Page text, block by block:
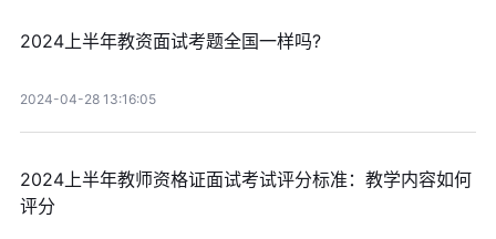
2024上半年教资面试考题全国一样吗?
2024-04-28 13:16:05
2024上半年教师资格证面试考试评分标准：教学内容如何
评分